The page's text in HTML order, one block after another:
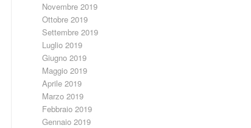
Novembre 2019
Ottobre 2019
Settembre 2019
Luglio 2019
Giugno 2019
Maggio 2019
Aprile 2019
Marzo 2019
Febbraio 2019
Gennaio 2019